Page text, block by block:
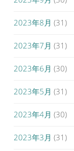
2023年8月 (31)
2023年7月 (31)
2023年6月 (30)
2023年5月 (31)
2023年4月 (30)
2023年3月 (31)